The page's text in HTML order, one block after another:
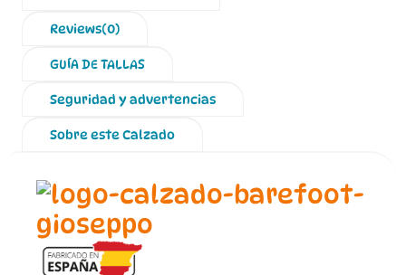
Reviews(0)
GUÍA DE TALLAS
Seguridad y advertencias
Sobre este Calzado